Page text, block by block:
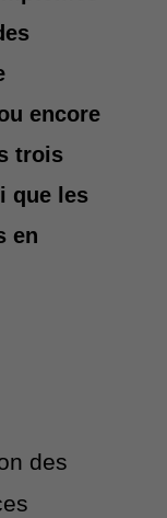
encore
trois
que les
en
des